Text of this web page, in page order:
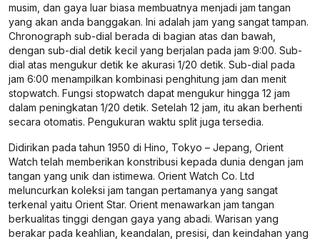
musim, dan gaya luar biasa membuatnya menjadi jam tangan
yang akan anda banggakan. Ini adalah jam yang sangat tampan.
Chronograph sub-dial berada di bagian atas dan bawah,
dengan sub-dial detik kecil yang berjalan pada jam 9:00. Sub-
dial atas mengukur detik ke akurasi 1/20 detik. Sub-dial pada
jam 6:00 menampilkan kombinasi penghitung jam dan menit
stopwatch. Fungsi stopwatch dapat mengukur hingga 12 jam
dalam peningkatan 1/20 detik. Setelah 12 jam, itu akan berhenti
secara otomatis. Pengukuran waktu split juga tersedia.
Didirikan pada tahun 1950 di Hino, Tokyo – Jepang, Orient
Watch telah memberikan konstribusi kepada dunia dengan jam
tangan yang unik dan istimewa. Orient Watch Co. Ltd
meluncurkan koleksi jam tangan pertamanya yang sangat
terkenal yaitu Orient Star. Orient menawarkan jam tangan
berkualitas tinggi dengan gaya yang abadi. Warisan yang
berakar pada keahlian, keandalan, presisi, dan keindahan yang